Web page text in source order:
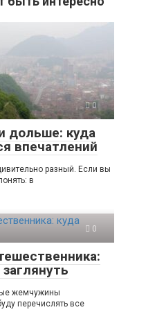
0
дольше: куда
впечатлений
разный. Если вы
в
0
жемчужины
перечислять все